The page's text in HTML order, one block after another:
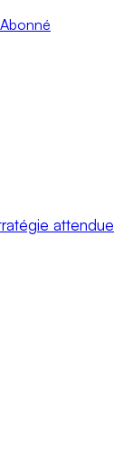
Abonné
attendue